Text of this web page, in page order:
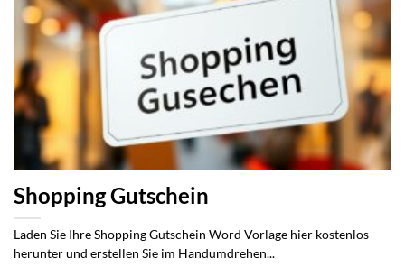
Shopping Gutschein
Laden Sie Ihre Shopping Gutschein Word Vorlage hier kostenlos
herunter und erstellen Sie im Handumdrehen...